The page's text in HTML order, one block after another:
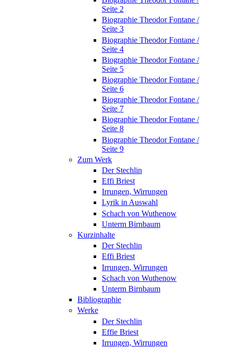
Seite 2
Biographie Theodor Fontane /
Seite 3
Biographie Theodor Fontane /
Seite 4
Biographie Theodor Fontane /
Seite 5
Biographie Theodor Fontane /
Seite 6
Biographie Theodor Fontane /
Seite 7
Biographie Theodor Fontane /
Seite 8
Biographie Theodor Fontane /
Seite 9
Zum Werk
Der Stechlin
Effi Briest
Irrungen, Wirrungen
Lyrik in Auswahl
Schach von Wuthenow
Unterm Birnbaum
Kurzinhalte
Der Stechlin
Effi Briest
Irrungen, Wirrungen
Schach von Wuthenow
Unterm Birnbaum
Bibliographie
Werke
Der Stechlin
Effie Briest
Irrungen, Wirrungen